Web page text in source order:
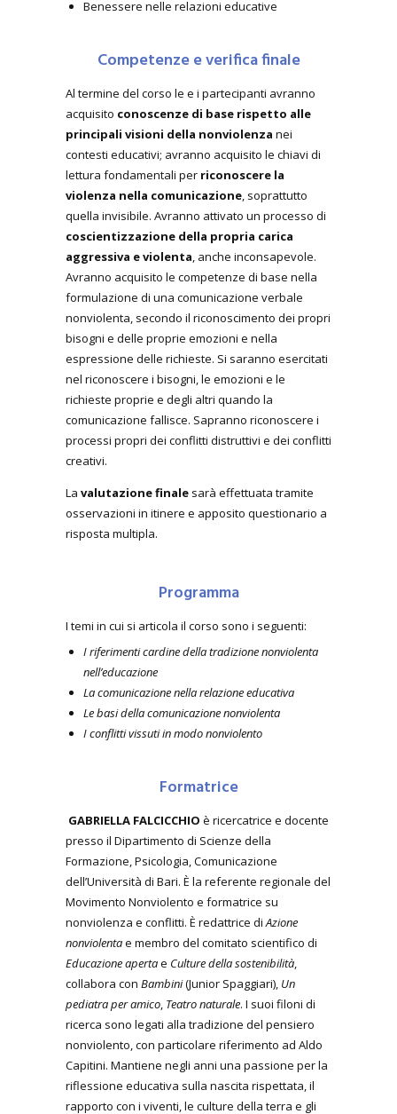
Benessere nelle relazioni educative
Competenze e verifica finale
Al termine del corso le e i partecipanti avranno
acquisito conoscenze di base rispetto alle
principali visioni della nonviolenza nei
contesti educativi; avranno acquisito le chiavi di
lettura fondamentali per riconoscere la
violenza nella comunicazione , soprattutto
quella invisibile. Avranno attivato un processo di
coscientizzazione della propria carica
aggressiva e violenta , anche inconsapevole.
Avranno acquisito le competenze di base nella
formulazione di una comunicazione verbale
nonviolenta, secondo il riconoscimento dei propri
bisogni e delle proprie emozioni e nella
espressione delle richieste. Si saranno esercitati
nel riconoscere i bisogni, le emozioni e le
richieste proprie e degli altri quando la
comunicazione fallisce. Sapranno riconoscere i
processi propri dei conflitti distruttivi e dei conflitti
creativi.
La valutazione finale sarà effettuata tramite
osservazioni in itinere e apposito questionario a
risposta multipla.
Programma
I temi in cui si articola il corso sono i seguenti:
I riferimenti cardine della tradizione nonviolenta
nell’educazione
La comunicazione nella relazione educativa
Le basi della comunicazione nonviolenta
I conflitti vissuti in modo nonviolento
Formatrice
GABRIELLA FALCICCHIO è ricercatrice e docente
presso il Dipartimento di Scienze della
Formazione, Psicologia, Comunicazione
dell’Università di Bari. È la referente regionale del
Movimento Nonviolento e formatrice su
nonviolenza e conflitti. È redattrice di Azione
nonviolentae membro del comitato scientifico di
Educazione apertae Culture della sostenibilità
collabora con Bambini(Junior Spaggiari), Un
pediatra per amico Teatro naturale. I suoi filoni di
ricerca sono legati alla tradizione del pensiero
nonviolento, con particolare riferimento ad Aldo
Capitini. Mantiene negli anni una passione per la
riflessione educativa sulla nascita rispettata, il
rapporto con i viventi, le culture della terra e gli